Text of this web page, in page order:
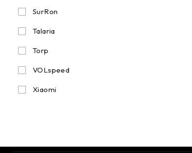
SurRon
Talaria
Torp
VOLspeed
Xiaomi